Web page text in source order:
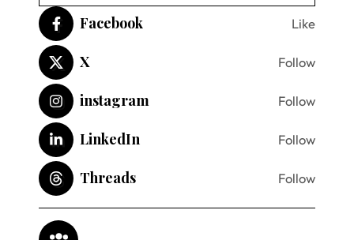
Facebook Like
X Follow
instagram Follow
LinkedIn Follow
Threads Follow